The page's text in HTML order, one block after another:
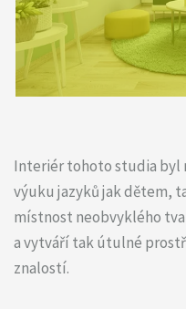
Interiér tohoto studia byl
výuku jazyků jak dětem,
místnost neobvyklého
a vytváří tak útulné
znalostí.